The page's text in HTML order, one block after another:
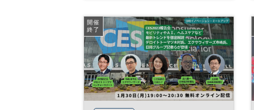
トアップ◆
日経イノベーション・ミートアップ
イノベーション スタートアップ
新規事業 エコシステム 参加無料
平日夜開催
開催
終了